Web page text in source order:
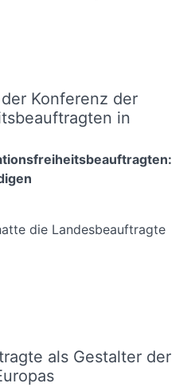
Konferenz der
in
die Landesbeauftragte
als Gestalter der